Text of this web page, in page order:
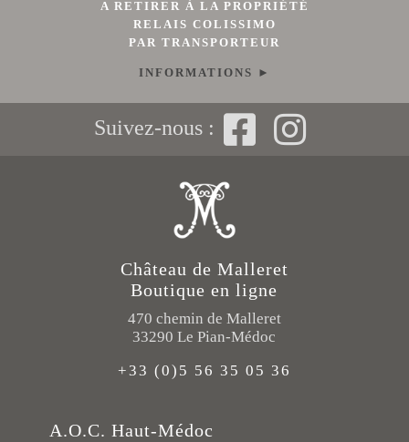
A RETIRER À LA PROPRIÉTÉ
RELAIS COLISSIMO
PAR TRANSPORTEUR
INFORMATIONS ►
Suivez-nous :
Château de Malleret
Boutique en ligne
470 chemin de Malleret
33290 Le Pian-Médoc
+33 (0)5 56 35 05 36
A.O.C. Haut-Médoc